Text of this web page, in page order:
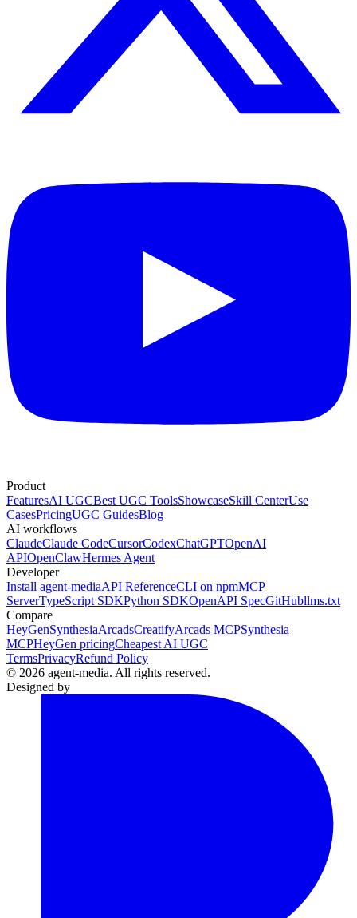
Product
FeaturesAI UGCBest UGC ToolsShowcaseSkill CenterUse
CasesPricingUGC GuidesBlog
AI workflows
ClaudeClaude CodeCursorCodexChatGPTOpenAI
APIOpenClawHermes Agent
Developer
Install agent-mediaAPI ReferenceCLI on npmMCP
ServerTypeScript SDKPython SDKOpenAPI SpecGitHubllms.txt
Compare
HeyGenSynthesiaArcadsCreatifyArcads MCPSynthesia
MCPHeyGen pricingCheapest AI UGC
TermsPrivacyRefund Policy
© 2026 agent-media. All rights reserved.
Designed by